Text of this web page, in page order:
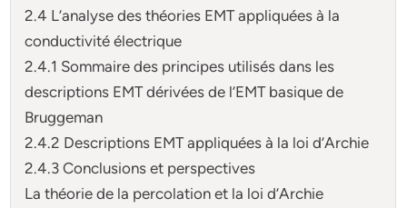
2.4 L’analyse des théories EMT appliquées à la
conductivité électrique
2.4.1 Sommaire des principes utilisés dans les
descriptions EMT dérivées de l’EMT basique de
Bruggeman
2.4.2 Descriptions EMT appliquées à la loi d’Archie
2.4.3 Conclusions et perspectives
La théorie de la percolation et la loi d’Archie